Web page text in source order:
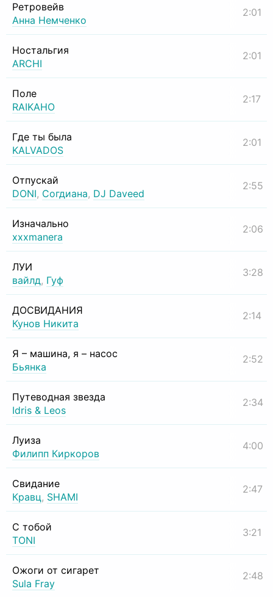
Ретровейв
Анна Немченко
2:01
Ностальгия
ARCHI
2:01
Поле
RAIKAHO
2:17
Где ты была
KALVADOS
2:01
Отпускай
DONI, Согдиана, DJ Daveed
2:55
Изначально
xxxmanera
2:06
ЛУИ
вайлд, Гуф
3:28
ДОСВИДАНИЯ
Кунов Никита
2:14
Я – машина, я – насос
Бьянка
2:52
Путеводная звезда
Idris & Leos
2:34
Луиза
Филипп Киркоров
4:00
Свидание
Кравц, SHAMI
2:47
С тобой
TONI
3:21
Ожоги от сигарет
Sula Fray
2:48